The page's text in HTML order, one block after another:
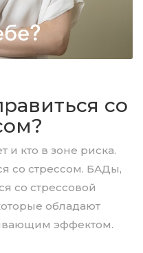
со
и кто в зоне риска.
со стрессом. БАДы,
со стрессовой
обладают
эффектом.